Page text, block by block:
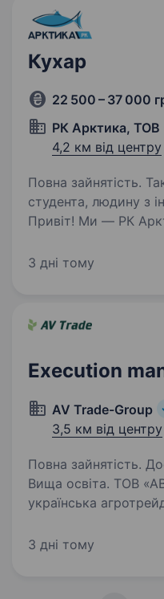
Кухар
22 500 – 37 000
РК Арктика, ТОВ
4,2 км від центру
Повна зайнятість.
студента, людину з
Привіт! Ми — РК
історією та
підтримувати…
3 дні тому
Execution
AV Trade-Group
3,5 км від центру
Повна зайнятість.
Вища освіта. ТОВ «АВ Трейд — Груп» —
українська
3 дні тому